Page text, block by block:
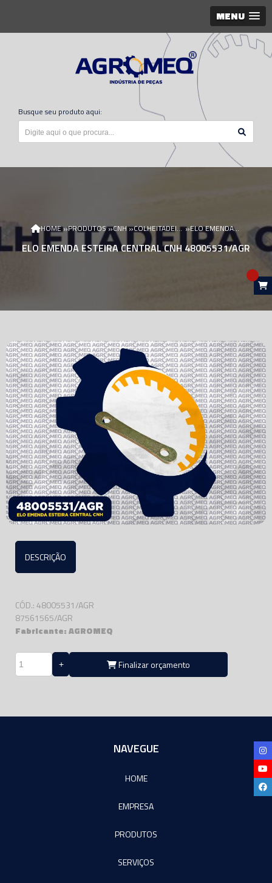
MENU
Busque seu produto aqui:
HOME»PRODUTOS»CNH» COLHEITADEIRA CNH » ELO EMENDA ESTEIRA CENTRAL CNH 48005531/AGR
ELO EMENDA ESTEIRA CENTRAL CNH 48005531/AGR
DESCRIÇÃO
CÓD.: 48005531/AGR
87561565/AGR
Fabricante: AGROMEQ
Finalizar orçamento
NAVEGUE
HOME
EMPRESA
PRODUTOS
SERVIÇOS